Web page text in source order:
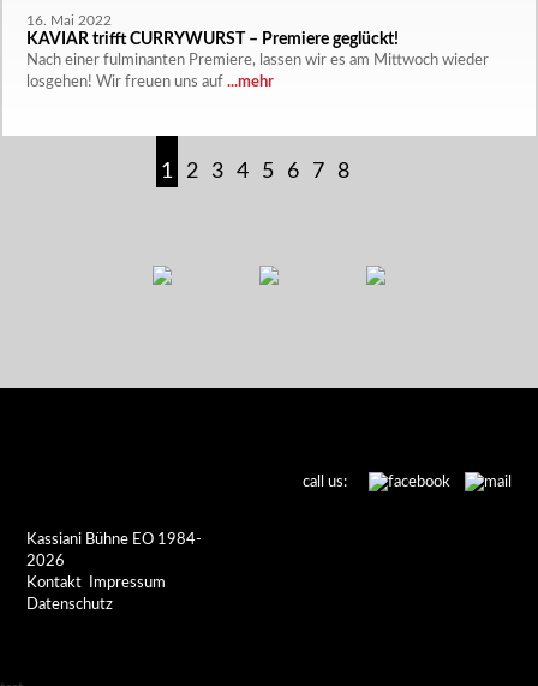
16. Mai 2022
KAVIAR trifft CURRYWURST – Premiere geglückt!
Nach einer fulminanten Premiere, lassen wir es am Mittwoch wieder
losgehen! Wir freuen uns auf...mehr
1 2 3 4 5 6 7 8
call us:
Kassiani Bühne EO 1984-
2026
Kontakt
Impressum
Datenschutz